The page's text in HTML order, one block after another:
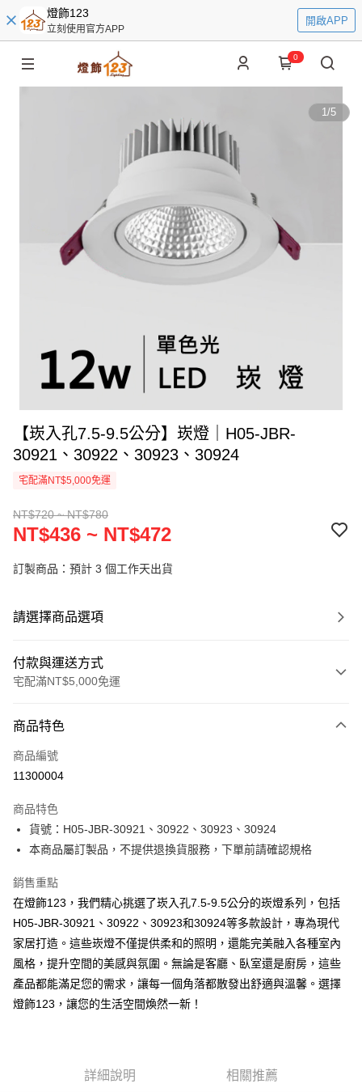
燈飾123
立刻使用官方APP
開啟APP
0
1/5
【崁入孔7.5-9.5公分】崁燈｜H05-JBR-
30921、30922、30923、30924
宅配滿NT$5,000免運
NT$720 ~ NT$780
NT$436 ~ NT$472
訂製商品：預計 3 個工作天出貨
請選擇商品選項
付款與運送方式
宅配滿NT$5,000免運
信用卡一次付款
LINE Pay
街口支付
悠遊付
Google Pay
AFTEE先享後付
相關說明
【關於「AFTEE先享後付」】
AFTEE先享後付是「在收到商品之後才付款」的支付方式。 讓您購物簡單
便利好安心！
【「AFTEE先享後付」結帳流程】
每筆NT$180，滿NT$5,000(含以上)免運費
商品特色
商品編號
11300004
商品特色
貨號：H05-JBR-30921、30922、30923、30924
本商品屬訂製品，不提供退換貨服務，下單前請確認規格
銷售重點
在燈飾123，我們精心挑選了崁入孔7.5-9.5公分的崁燈系列，包括
H05-JBR-30921、30922、30923和30924等多款設計，專為現代
家居打造。這些崁燈不僅提供柔和的照明，還能完美融入各種室內
風格，提升空間的美感與氛圍。無論是客廳、臥室還是廚房，這些
產品都能滿足您的需求，讓每一個角落都散發出舒適與溫馨。選擇
燈飾123，讓您的生活空間煥然一新！
詳細說明 相關推薦